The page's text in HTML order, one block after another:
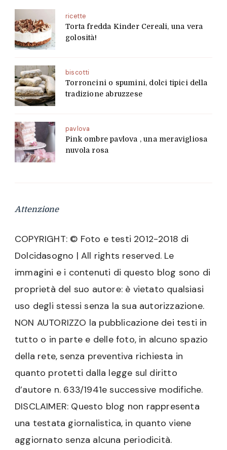
ricette
Torta fredda Kinder Cereali, una vera
golosità!
biscotti
Torroncini o spumini, dolci tipici della
tradizione abruzzese
pavlova
Pink ombre pavlova , una meravigliosa
nuvola rosa
Attenzione
COPYRIGHT: © Foto e testi 2012-2018 di
Dolcidasogno | All rights reserved. Le
immagini e i contenuti di questo blog sono di
proprietà del suo autore: è vietato qualsiasi
uso degli stessi senza la sua autorizzazione.
NON AUTORIZZO la pubblicazione dei testi in
tutto o in parte e delle foto, in alcuno spazio
della rete, senza preventiva richiesta in
quanto protetti dalla legge sul diritto
d’autore n. 633/1941e successive modifiche.
DISCLAIMER: Questo blog non rappresenta
una testata giornalistica, in quanto viene
aggiornato senza alcuna periodicità.